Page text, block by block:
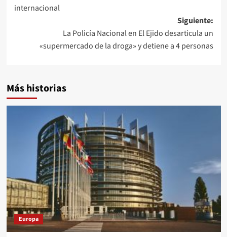
entradas
internacional
Siguiente:
La Policía Nacional en El Ejido desarticula un
«supermercado de la droga» y detiene a 4 personas
Más historias
Europa